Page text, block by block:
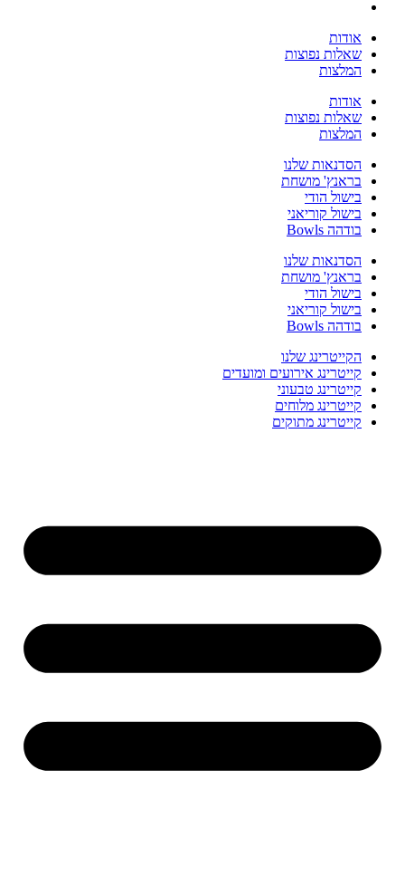
אודות
שאלות נפוצות
המלצות
אודות
שאלות נפוצות
המלצות
הסדנאות שלנו
בראנץ' מושחת
בישול הודי
בישול קוריאני
בודהה Bowls
הסדנאות שלנו
בראנץ' מושחת
בישול הודי
בישול קוריאני
בודהה Bowls
הקייטרינג שלנו
קייטרינג אירועים ומועדים
קייטרינג טבעוני
קייטרינג מלוחים
קייטרינג מתוקים